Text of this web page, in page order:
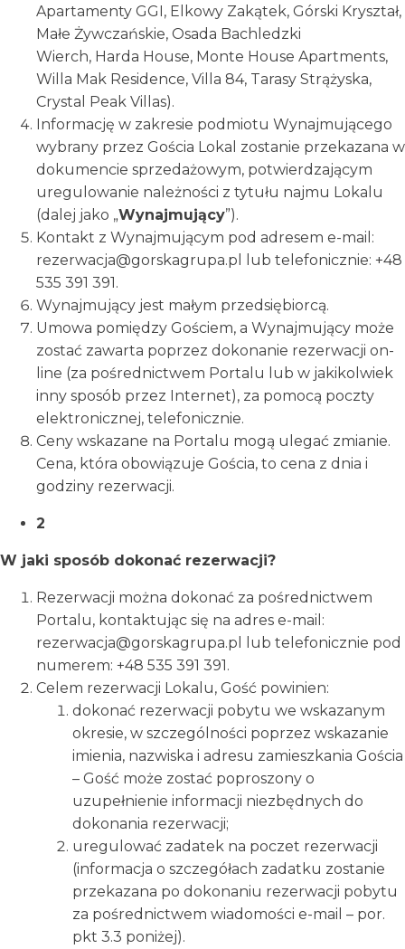
Apartamenty GGI, Elkowy Zakątek, Górski Kryształ,
Małe Żywczańskie, Osada Bachledzki
Wierch, Harda House, Monte House Apartments,
Willa Mak Residence, Villa 84, Tarasy Strążyska,
Crystal Peak Villas).
Informację w zakresie podmiotu Wynajmującego
wybrany przez Gościa Lokal zostanie przekazana w
dokumencie sprzedażowym, potwierdzającym
uregulowanie należności z tytułu najmu Lokalu
(dalej jako „Wynajmujący”).
Kontakt z Wynajmującym pod adresem e-mail:
rezerwacja@gorskagrupa.pl lub telefonicznie: +48
535 391 391.
Wynajmujący jest małym przedsiębiorcą.
Umowa pomiędzy Gościem, a Wynajmujący może
zostać zawarta poprzez dokonanie rezerwacji on-
line (za pośrednictwem Portalu lub w jakikolwiek
inny sposób przez Internet), za pomocą poczty
elektronicznej, telefonicznie.
Ceny wskazane na Portalu mogą ulegać zmianie.
Cena, która obowiązuje Gościa, to cena z dnia i
godziny rezerwacji.
2
W jaki sposób dokonać rezerwacji?
Rezerwacji można dokonać za pośrednictwem
Portalu, kontaktując się na adres e-mail:
rezerwacja@gorskagrupa.pl lub telefonicznie pod
numerem: +48 535 391 391.
Celem rezerwacji Lokalu, Gość powinien:
dokonać rezerwacji pobytu we wskazanym
okresie, w szczególności poprzez wskazanie
imienia, nazwiska i adresu zamieszkania Gościa
– Gość może zostać poproszony o
uzupełnienie informacji niezbędnych do
dokonania rezerwacji;
uregulować zadatek na poczet rezerwacji
(informacja o szczegółach zadatku zostanie
przekazana po dokonaniu rezerwacji pobytu
za pośrednictwem wiadomości e-mail – por.
pkt 3.3 poniżej).